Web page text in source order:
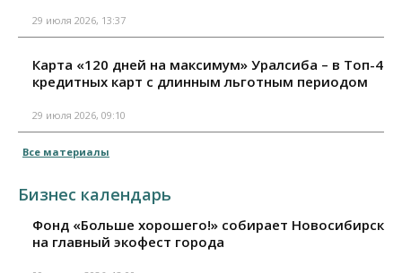
29 июля 2026, 13:37
Карта «120 дней на максимум» Уралсиба – в Топ-4
кредитных карт с длинным льготным периодом
29 июля 2026, 09:10
Все материалы
Бизнес календарь
Фонд «Больше хорошего!» собирает Новосибирск
на главный экофест города